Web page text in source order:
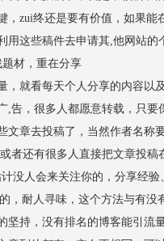
，zui终还是要有价值，如果能
用这些稿件去申请其,他网站的
材，重在分享
，就看每天个人分享的内容以
,告，很多人都愿意转载，只要
文章去投稿了，当然作者名称
者还有很多人直接把文章投稿
没人会来关注你的，分享经
，耐人寻味，这个方法与有没
坚持，没有排名的博客能引流